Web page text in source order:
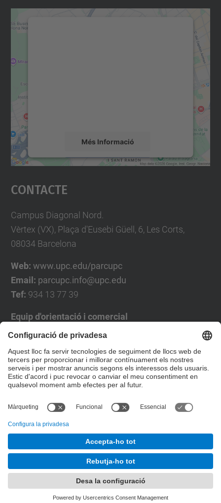
Més Informació
Accepta
powered by
Contacte
Campus Diagonal Nord.
Vèrtex (VX), Plaça d'Eusebi Güell, 6, Les Corts,
08034 Barcelona
Web: www.upc.edu/parcupc
Email: parcupc.info@upc.edu
Tef: 934 13 77 39
Equip d'orientació i comercial
José Luís Grande
Tel. 93 4137194
jose.luis.grande@upc.edu
Formulari de contacte
Desenvolupat amb